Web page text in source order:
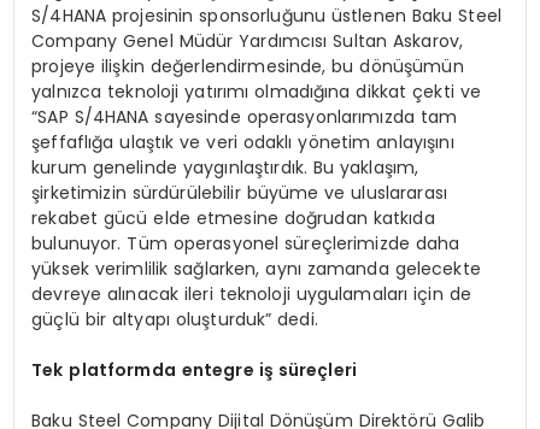
S/4HANA projesinin sponsorluğunu üstlenen Baku Steel
Company Genel Müdür Yardımcısı Sultan Askarov,
projeye ilişkin değerlendirmesinde, bu dönüşümün
yalnızca teknoloji yatırımı olmadığına dikkat çekti ve
“SAP S/4HANA sayesinde operasyonlarımızda tam
şeffaflığa ulaştık ve veri odaklı yönetim anlayışını
kurum genelinde yaygınlaştırdık. Bu yaklaşım,
şirketimizin sürdürülebilir büyüme ve uluslararası
rekabet gücü elde etmesine doğrudan katkıda
bulunuyor. Tüm operasyonel süreçlerimizde daha
yüksek verimlilik sağlarken, aynı zamanda gelecekte
devreye alınacak ileri teknoloji uygulamaları için de
güçlü bir altyapı oluşturduk” dedi.
Tek platformda entegre iş süreçleri
Baku Steel Company Dijital Dönüşüm Direktörü Galib